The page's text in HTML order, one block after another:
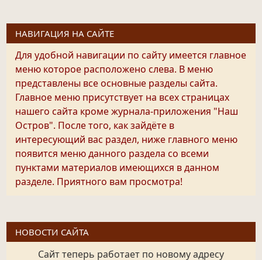
НАВИГАЦИЯ НА САЙТЕ
Для удобной навигации по сайту имеется главное
меню которое расположено слева. В меню
представлены все основные разделы сайта.
Главное меню присутствует на всех страницах
нашего сайта кроме журнала-приложения "Наш
Остров". После того, как зайдёте в
интересующий вас раздел, ниже главного меню
появится меню данного раздела со всеми
пунктами материалов имеющихся в данном
разделе. Приятного вам просмотра!
НОВОСТИ САЙТА
Сайт теперь работает по новому адресу